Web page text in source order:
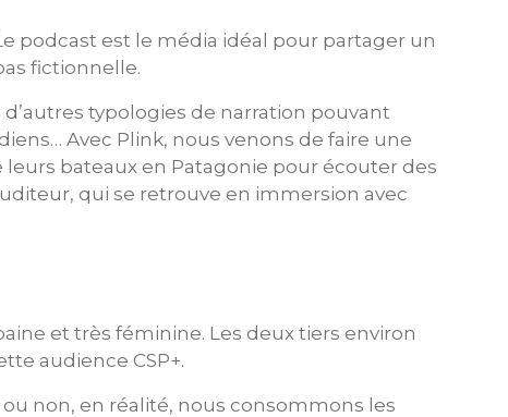
podcast est le média idéal pour partager un
fictionnelle.
typologies de narration pouvant
Avec Plink, nous venons de faire une
leurs bateaux en Patagonie pour écouter des
qui se retrouve en immersion avec
et très féminine. Les deux tiers environ
audience CSP+.
ou non, en réalité, nous consommons les